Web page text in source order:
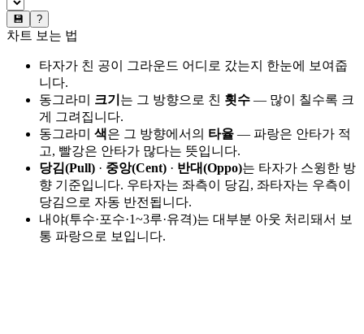
💾 ?
차트 보는 법
타자가 친 공이 그라운드 어디로 갔는지 한눈에 보여줍
니다.
동그라미 크기 는 그 방향으로 친 횟수 — 많이 칠수록 크
게 그려집니다.
동그라미 색은 그 방향에서의 타율 — 파랑은 안타가 적
고, 빨강은 안타가 많다는 뜻입니다.
당김(Pull) · 중앙(Cent) · 반대(Oppo)는 타자가 스윙한 방
향 기준입니다. 우타자는 좌측이 당김, 좌타자는 우측이
당김으로 자동 반전됩니다.
내야(투수·포수·1~3루·유격)는 대부분 아웃 처리돼서 보
통 파랑으로 보입니다.